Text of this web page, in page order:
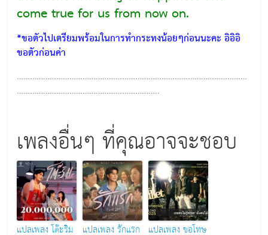
come true for us from now on.
*ขอตัวไปเตรียมพร้อมในการทำกระทงน้อยๆก่อนนะคะ อิอิอิ
ขอตัวก่อนค่า
……………………………………………………………………………………………
………………………………………………………..
เพลงอื่นๆ ที่คุณอาจจะชอบ
แปลเพลง โต๊ะริม แปลเพลง รักแรก แปลเพลง ขอโทษ